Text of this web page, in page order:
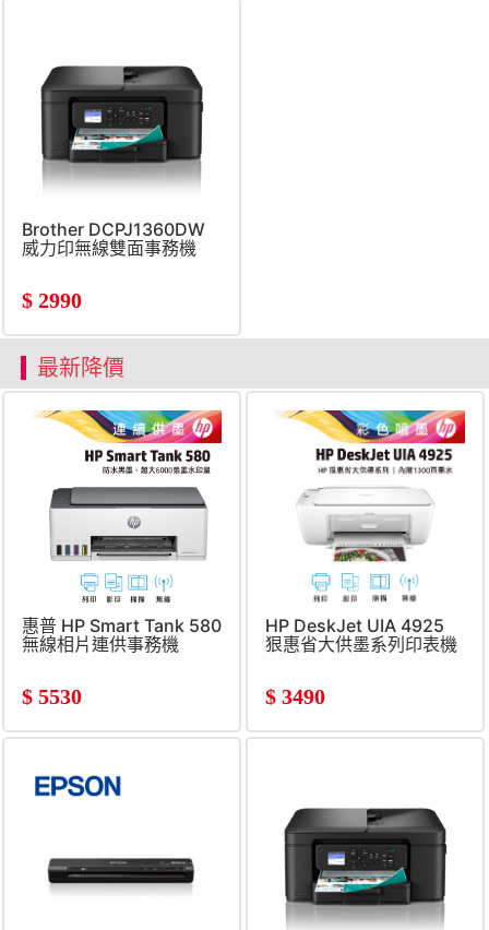
Brother DCPJ1360DW
威力印無線雙面事務機
$ 2990
最新降價
惠普 HP Smart Tank 580
無線相片連供事務機
$ 5530
HP DeskJet UIA 4925
狠惠省大供墨系列印表機
$ 3490